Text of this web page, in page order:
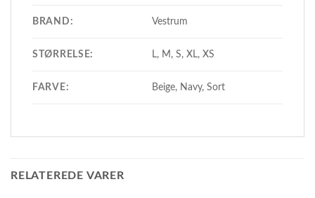
BRAND: Vestrum
STØRRELSE: L, M, S, XL, XS
FARVE: Beige, Navy, Sort
RELATEREDE VARER